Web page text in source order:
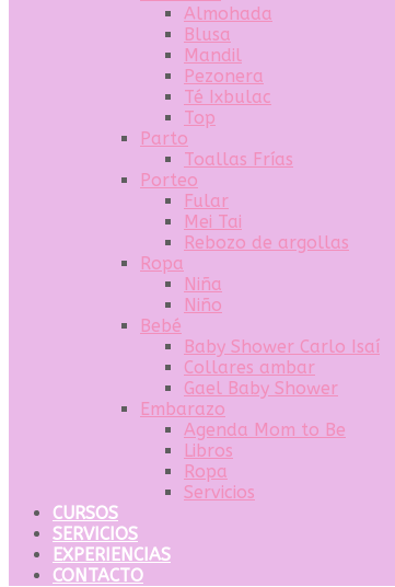
Almohada
Blusa
Mandil
Pezonera
Té Ixbulac
Top
Parto
Toallas Frías
Porteo
Fular
Mei Tai
Rebozo de argollas
Ropa
Niña
Niño
Bebé
Baby Shower Carlo Isaí
Collares ambar
Gael Baby Shower
Embarazo
Agenda Mom to Be
Libros
Ropa
Servicios
CURSOS
SERVICIOS
EXPERIENCIAS
CONTACTO